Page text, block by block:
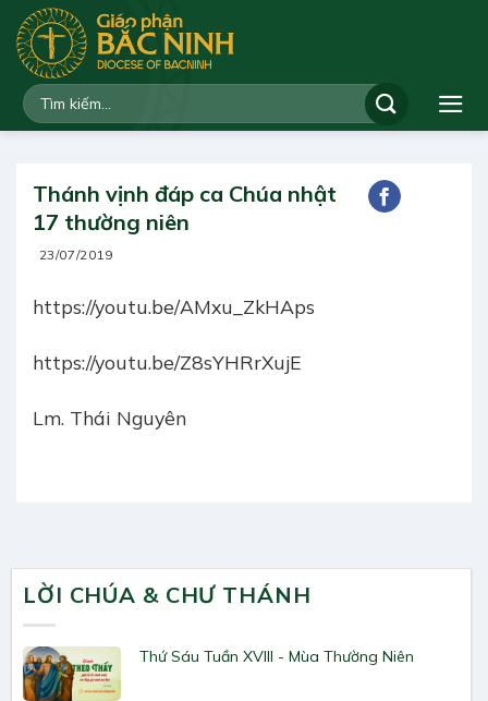
qua
dung
Thánh vịnh đáp ca Chúa nhật
17 thường niên
23/07/2019
https://youtu.be/AMxu_ZkHAps
https://youtu.be/Z8sYHRrXujE
Lm. Thái Nguyên
LỜI CHÚA & CHƯ THÁNH
Thứ Sáu Tuần XVIII - Mùa Thường Niên